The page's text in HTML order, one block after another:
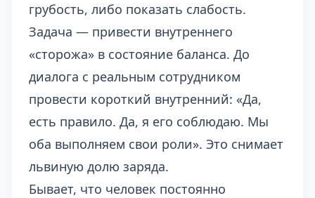
грубость, либо показать слабость.
Задача — привести внутреннего
«сторожа» в состояние баланса. До
диалога с реальным сотрудником
провести короткий внутренний: «Да,
есть правило. Да, я его соблюдаю. Мы
оба выполняем свои роли». Это снимает
львиную долю заряда.
Бывает, что человек постоянно